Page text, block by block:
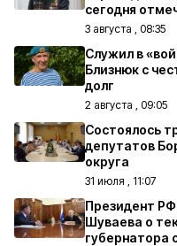
сегодня
3 августа , 08:35
Служил в
Близнюк с
долг
2 августа , 09:05
Состоялось
депутатов
округа
31 июля , 11:07
Президент
Шуваева о
губернатора